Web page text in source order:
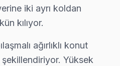
Destek
sunduğumuz
Ekran Onarımı: Renk
kart, güç kartı ve T-Con
iki ayrı koldan
kılıyor.
ağırlıklı konut
şekillendiriyor. Yüksek